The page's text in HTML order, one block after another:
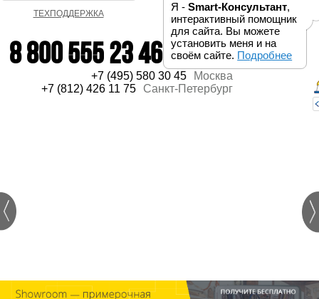
Я -Smart-Консультант,
интерактивный помощник
для сайта. Вы можете
установить меня и на
своём сайте. Подробнее
ТЕХПОДДЕРЖКА
8 800 555 23 46
+7 (495) 580 30 45
Москва
+7 (812) 426 11 75
Санкт-Петербург